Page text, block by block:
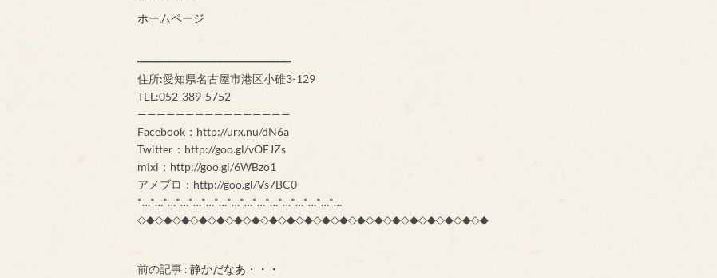
ホームページ
━━━━━━━━━━━━━━━━━━━━━━━━
住所:愛知県名古屋市港区小碓3-129
TEL:052-389-5752
————————————————
Facebook：http://urx.nu/dN6a
Twitter：http://goo.gl/vOEJZs
mixi：http://goo.gl/6WBzo1
アメブロ：http://goo.gl/Vs7BC0
*…*…*…*…*…*…*…*…*…*…*…*…*…*…*…*…
◇◆◇◆◇◆◇◆◇◆◇◆◇◆◇◆◇◆◇◆◇◆◇◆◇◆◇◆◇◆◇◆◇◆◇◆◇◆◇◆
前の記事 : 静かだなあ・・・